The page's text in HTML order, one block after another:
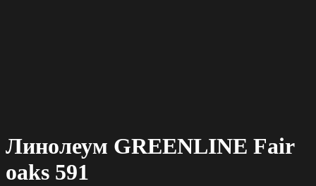
Линолеум GREENLINE Fair
oaks 591